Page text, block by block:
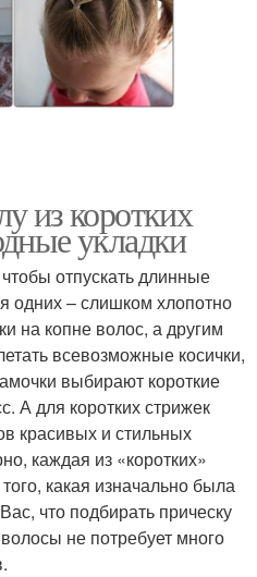
из коротких
укладки
отпускать длинные
одних – слишком хлопотно
на копне волос, а другим
всевозможные косички,
выбирают короткие
А для коротких стрижек
красивых и стильных
каждая из «коротких»
какая изначально была
что подбирать прическу
не потребует много